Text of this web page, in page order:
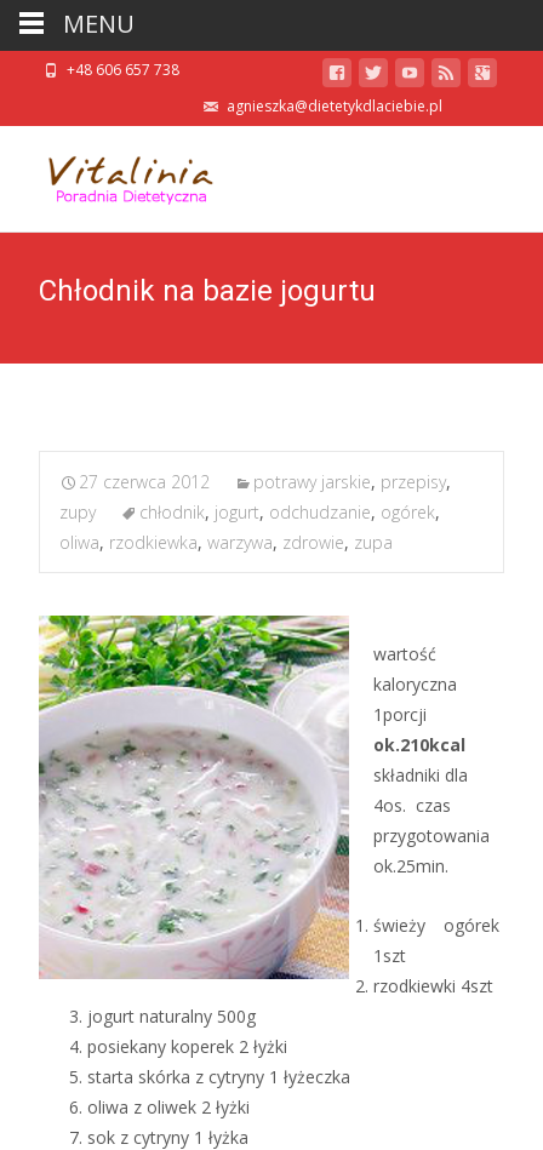
+48 606 657 738
agnieszka@dietetykdlaciebie.pl
Chłodnik na bazie jogurtu
27 czerwca 2012 potrawy jarskie, przepisy,
zupy
chłodnik, jogurt, odchudzanie, ogórek,
oliwa, rzodkiewka, warzywa, zdrowie, zupa
wartość
kaloryczna
1porcji
ok.210kcal
składniki dla
4os. czas
przygotowania
ok.25min.
świeży ogórek
1szt
rzodkiewki 4szt
jogurt naturalny 500g
posiekany koperek 2 łyżki
starta skórka z cytryny 1 łyżeczka
oliwa z oliwek 2 łyżki
sok z cytryny 1 łyżka
MENU